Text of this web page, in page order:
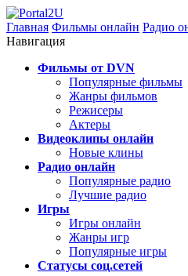
Главная Фильмы онлайн Радио
Навигация
Фильмы от DVN
Популярные фильмы
Жанры фильмов
Режисеры
Актеры
Видеоклипы онлайн
Новые клины
Радио онлайн
Популярные радио
Лучшие радио
Игры
Игры онлайн
Жанры игр
Популярные игры
Статусы соц.сетей